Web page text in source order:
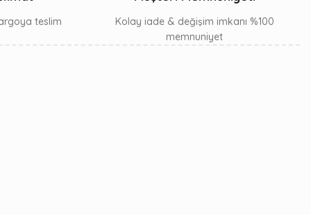
teslim
Kolay iade & değişim imkanı %100
memnuniyet